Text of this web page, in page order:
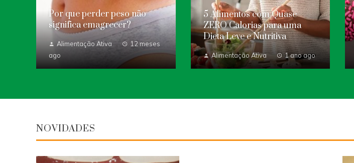
Por que perder peso não
significa emagrecer?
Alimentação Ativa
12 meses
ago
5 Alimentos com Quase
ZERO Calorias para uma
Dieta Leve e Nutritiva
Alimentação Ativa 1 ano ago
NOVIDADES